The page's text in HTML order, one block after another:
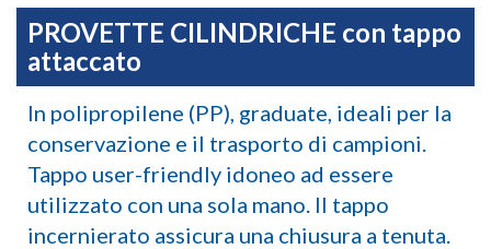
PROVETTE CILINDRICHE con tappo
attaccato
In polipropilene (PP), graduate, ideali per la
conservazione e il trasporto di campioni.
Tappo user-friendly idoneo ad essere
utilizzato con una sola mano. Il tappo
incernierato assicura una chiusura a tenuta.